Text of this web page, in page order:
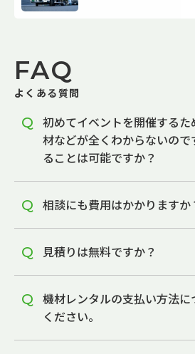
FAQ
よくある質問
初めてイベントを開催する
材などが全くわからないので
ることは可能ですか？
相談にも費用はかかりますか
見積りは無料ですか？
機材レンタルの支払い方法に
ください。